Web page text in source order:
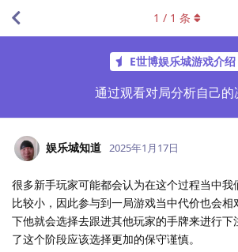
E世博娱乐城游戏介绍
通过观看对局分析自己的
1 / 1 条
娱乐城知道 2025年1月17日
很多新手玩家可能都会认为在这个过程当中我
比较小，因此参与到一局游戏当中代价也会
下他就会选择去跟进其他玩家的手牌来进行下
了这个阶段应该选择更加的保守谨慎。